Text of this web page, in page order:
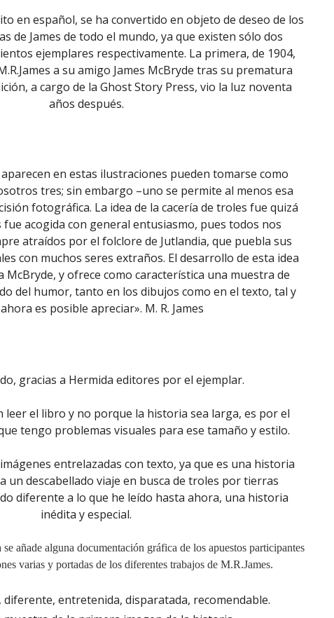
en español, se ha convertido en objeto de deseo de los
de James de todo el mundo, ya que existen sólo dos
ejemplares respectivamente. La primera, de 1904,
a su amigo James McBryde tras su prematura
a cargo de la Ghost Story Press, vio la luz noventa
años después.
en estas ilustraciones pueden tomarse como
tres; sin embargo –uno se permite al menos esa
fotográfica. La idea de la cacería de troles fue quizá
acogida con general entusiasmo, pues todos nos
atraídos por el folclore de Jutlandia, que puebla sus
con muchos seres extraños. El desarrollo de esta idea
McBryde, y ofrece como característica una muestra de
del humor, tanto en los dibujos como en el texto, tal y
es posible apreciar». M. R. James
gracias a Hermida editores por el ejemplar.
leer el libro y no porque la historia sea larga, es por el
tengo problemas visuales para ese tamaño y estilo.
entrelazadas con texto, ya que es una historia
un descabellado viaje en busca de troles por tierras
diferente a lo que he leído hasta ahora, una historia
inédita y especial.
añade alguna documentación gráfica de los apuestos participantes
varias y portadas de los diferentes trabajos de M.R.James.
diferente, entretenida, disparatada, recomendable.